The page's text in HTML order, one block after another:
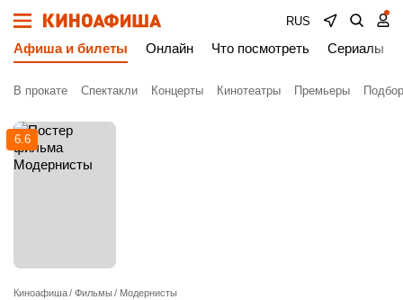
RUS
Афиша и билеты Онлайн Что посмотреть Сериалы
В прокате Спектакли Концерты Кинотеатры Премьеры
6.6
Киноафиша Фильмы Модернисты